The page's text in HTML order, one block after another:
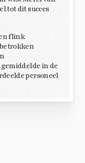
tot dit succes
flink
in de
personeel